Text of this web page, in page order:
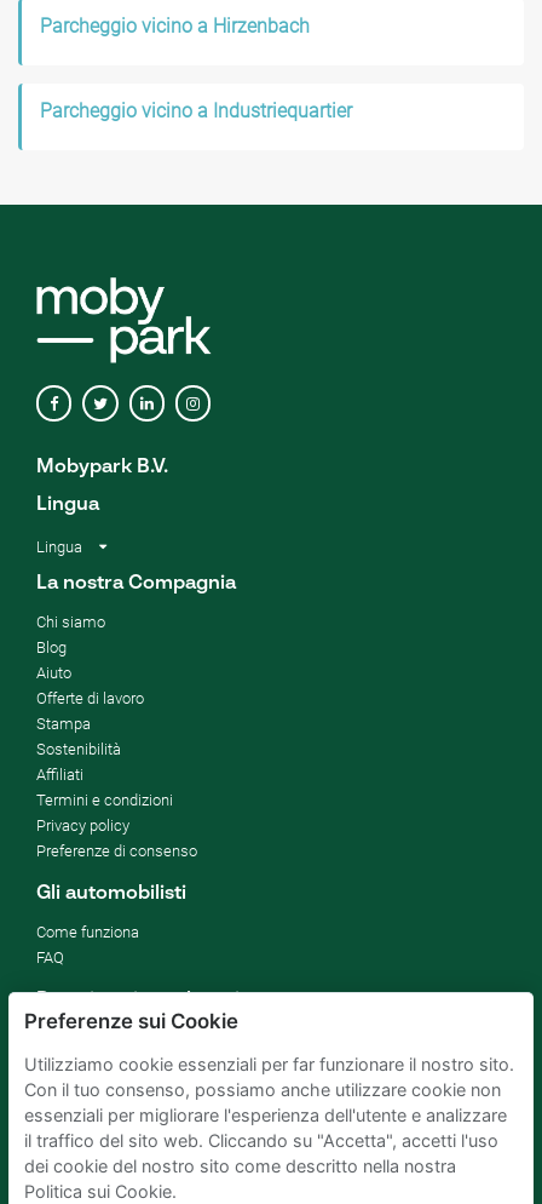
Parcheggio vicino a Hirzenbach
Parcheggio vicino a Industriequartier
Preferenze sui Cookie
Utilizziamo cookie essenziali per far funzionare il nostro sito.
Con il tuo consenso, possiamo anche utilizzare cookie non
essenziali per migliorare l'esperienza dell'utente e analizzare
il traffico del sito web. Cliccando su "Accetta", accetti l'uso
dei cookie del nostro sito come descritto nella nostra
Politica sui Cookie.
Mobypark B.V.
Lingua
Lingua
La nostra Compagnia
Chi siamo
Blog
Aiuto
Offerte di lavoro
Stampa
Sostenibilità
Affiliati
Termini e condizioni
Privacy policy
Preferenze di consenso
Gli automobilisti
Come funziona
FAQ
Per le aziende
Migliorare gli SDG
Blog di affari